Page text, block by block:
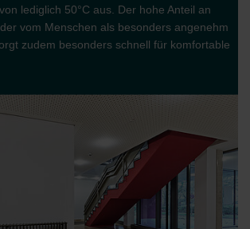
lediglich 50°C aus. Der hohe Anteil an
vom Menschen als besonders angenehm
zudem besonders schnell für komfortable